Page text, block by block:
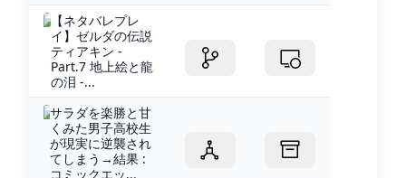
【ネタバレプレ
イ】ゼルダの伝説
ティアキン -
Part.7 地上絵と龍
の泪 -...
サラダを楽勝と甘
くみた男子高校生
が現実に逆襲され
てしまう→結果 :
コミックエッ...